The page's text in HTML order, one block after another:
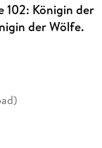
102: Königin der
der Wölfe.